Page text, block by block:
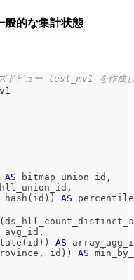
般的な集計状態
ドビュー test_mv1 を作成
AS bitmap_union_id ,
,
( id ) ) AS
(
avg_id ,
( id ) ) AS
, id ) ) AS